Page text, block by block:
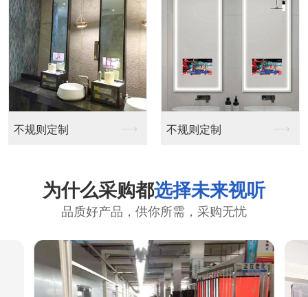
不规则定制 不规则定制
为什么采购都选择未来视听
品质好产品，供你所需，采购无忧